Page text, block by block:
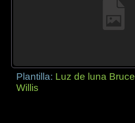
Plantilla: Luz de luna Bruce
Willis